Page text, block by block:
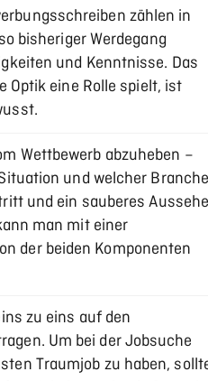
zählen in
bisheriger Werdegang
und Kenntnisse. Das
Optik eine Rolle spielt, ist
Wettbewerb abzuheben –
und welcher
und ein sauberes
man mit einer
der beiden Komponenten
zu eins auf den
Um bei der Jobsuche
Traumjob zu haben,